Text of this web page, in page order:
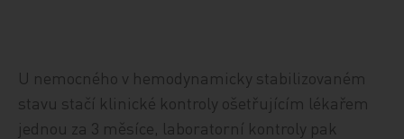
U nemocného v hemodynamicky stabilizovaném
stavu stačí klinické kontroly ošetřujícím lékařem
jednou za 3 měsíce, laboratorní kontroly pak